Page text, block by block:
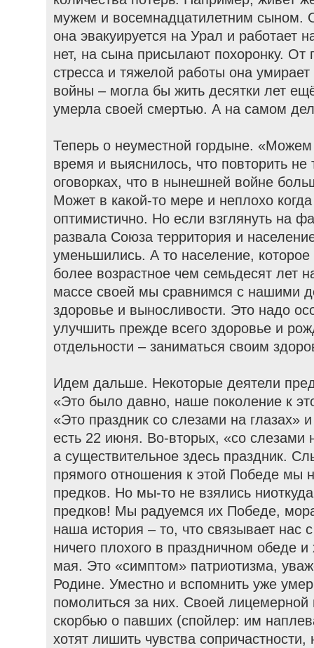
мужем и восемнадцатилетним сыном.
она эвакуируется на Урал и работает
нет, на сына присылают похоронку. От
стресса и тяжелой работы она
войны – могла бы жить десятки лет
умерла своей смертью. А на самом
Теперь о неуместной гордыне.
время и выяснилось, что повторить не
оговорках, что в нынешней войне
Может в какой-то мере и неплохо
оптимистично. Но если взглянуть на
развала Союза территория и
уменьшились. А то население, которое
более возрастное чем семьдесят лет
массе своей мы сравнимся с нашими
здоровье и выносливости. Это надо
улучшить прежде всего здоровье и
отдельности – заниматься своим
Идем дальше. Некоторые деятели
«Это было давно, наше поколение к
«Это праздник со слезами на глазах»
есть 22 июня. Во-вторых, «со слезами
а существительное здесь праздник.
прямого отношения к этой Победе мы
предков. Но мы-то не взялись
предков! Мы радуемся их Победе,
наша история – то, что связывает нас
ничего плохого в праздничном обеде
мая. Это «симптом» патриотизма,
Родине. Уместно и вспомнить уже
помолиться за них. Своей лицемерной
скорбью о павших (спойлер: им
хотят лишить чувства